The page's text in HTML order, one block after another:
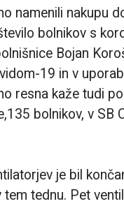
namenili nakupu
bolnikov s
Bojan
19 in v
resna kaže tudi
bolnikov, v SB
je bil
tednu. Pet